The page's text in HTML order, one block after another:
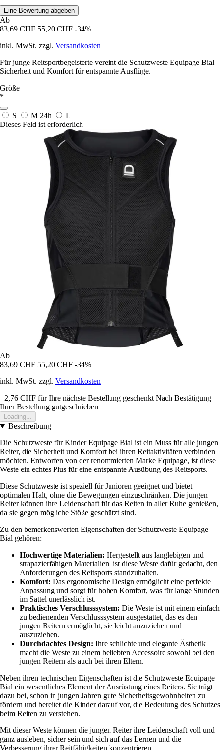
Eine Bewertung abgeben
Ab
83,69 CHF 55,20 CHF -34%
inkl. MwSt. zzgl. Versandkosten
Für junge Reitsportbegeisterte vereint die Schutzweste Equipage Bial
Sicherheit und Komfort für entspannte Ausflüge.
Größe
*
S M 24h
L
Dieses Feld ist erforderlich
Ab
83,69 CHF 55,20 CHF -34%
inkl. MwSt. zzgl. Versandkosten
+2,76 CHF für Ihre nächste Bestellung geschenkt Nach Bestätigung
Ihrer Bestellung gutgeschrieben
Loading...
Beschreibung
Die Schutzweste für Kinder Equipage Bial ist ein Muss für alle jungen
Reiter, die Sicherheit und Komfort bei ihren Reitaktivitäten verbinden
möchten. Entworfen von der renommierten Marke Equipage, ist diese
Weste ein echtes Plus für eine entspannte Ausübung des Reitsports.
Diese Schutzweste ist speziell für Junioren geeignet und bietet
optimalen Halt, ohne die Bewegungen einzuschränken. Die jungen
Reiter können ihre Leidenschaft für das Reiten in aller Ruhe genießen,
da sie gegen mögliche Stöße geschützt sind.
Zu den bemerkenswerten Eigenschaften der Schutzweste Equipage
Bial gehören:
Hochwertige Materialien: Hergestellt aus langlebigen und
strapazierfähigen Materialien, ist diese Weste dafür gedacht, den
Anforderungen des Reitsports standzuhalten.
Komfort: Das ergonomische Design ermöglicht eine perfekte
Anpassung und sorgt für hohen Komfort, was für lange Stunden
im Sattel unerlässlich ist.
Praktisches Verschlusssystem: Die Weste ist mit einem einfach
zu bedienenden Verschlusssystem ausgestattet, das es den
jungen Reitern ermöglicht, sie leicht anzuziehen und
auszuziehen.
Durchdachtes Design: Ihre schlichte und elegante Ästhetik
macht die Weste zu einem beliebten Accessoire sowohl bei den
jungen Reitern als auch bei ihren Eltern.
Neben ihren technischen Eigenschaften ist die Schutzweste Equipage
Bial ein wesentliches Element der Ausrüstung eines Reiters. Sie trägt
dazu bei, schon in jungen Jahren gute Sicherheitsgewohnheiten zu
fördern und bereitet die Kinder darauf vor, die Bedeutung des Schutzes
beim Reiten zu verstehen.
Mit dieser Weste können die jungen Reiter ihre Leidenschaft voll und
ganz ausleben, sicher sein und sich auf das Lernen und die
Verbesserung ihrer Reitfähigkeiten konzentrieren.